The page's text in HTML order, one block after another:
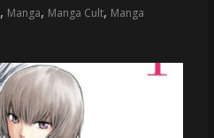
, Manga, Manga Cult, Manga